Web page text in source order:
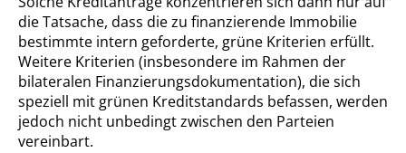
die Tatsache, dass die zu finanzierende Immobilie
bestimmte intern geforderte, grüne Kriterien erfüllt.
Weitere Kriterien (insbesondere im Rahmen der
bilateralen Finanzierungsdokumentation), die sich
speziell mit grünen Kreditstandards befassen, werden
jedoch nicht unbedingt zwischen den Parteien
vereinbart.